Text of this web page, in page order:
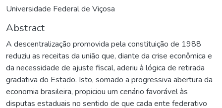
Universidade Federal de Viçosa
Abstract
A descentralização promovida pela constituição de 1988
reduziu as receitas da união que, diante da crise econômica e
da necessidade de ajuste fiscal, aderiu à lógica de retirada
gradativa do Estado. Isto, somado a progressiva abertura da
economia brasileira, propiciou um cenário favorável às
disputas estaduais no sentido de que cada ente federativo